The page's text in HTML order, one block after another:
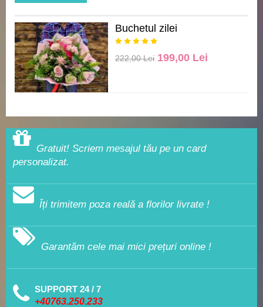
Buchetul zilei
222,00 Lei 199,00 Lei
Gratuit! Scriem mesajul tău pe un card
personalizat.
Îți trimitem poza reală a florilor livrate !
Garantăm cele mai mici prețuri online !
SUPPORT 24 / 7
+40763.250.233